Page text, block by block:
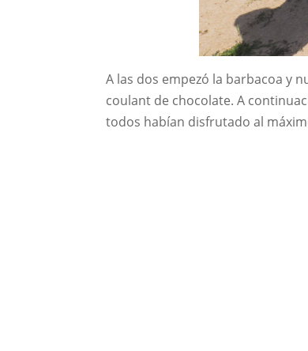
A las dos empezó la barbacoa y
coulant de chocolate. A
todos habían disfrutado al